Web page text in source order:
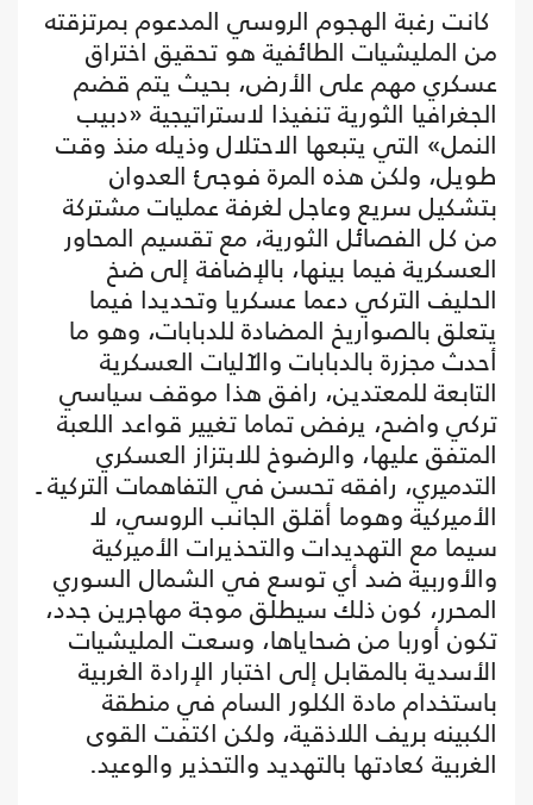
‏ كانت رغبة الهجوم الروسي المدعوم بمرتزقته
من المليشيات الطائفية هو تحقيق اختراق
عسكري مهم على الأرض، بحيث يتم قضم
الجغرافيا الثورية تنفيذا لاستراتيجية «دبيب
النمل» التي يتبعها الاحتلال وذيله منذ وقت
طويل، ولكن هذه المرة فوجئ العدوان
بتشكيل سريع وعاجل لغرفة عمليات مشتركة
من كل الفصائل الثورية، مع تقسيم المحاور
العسكرية فيما بينها، بالإضافة إلى ضخ
الحليف التركي دعما عسكريا وتحديدا فيما
يتعلق بالصواريخ المضادة للدبابات، وهو ما
أحدث مجزرة بالدبابات والآليات العسكرية
التابعة للمعتدين، رافق هذا موقف سياسي
تركي واضح، يرفض تماما تغيير قواعد اللعبة
المتفق عليها، والرضوخ للابتزاز العسكري
التدميري، رافقه تحسن في التفاهمات التركية ـ
الأميركية وهوما أقلق الجانب الروسي، لا
سيما مع التهديدات والتحذيرات الأميركية
والأوربية ضد أي توسع في الشمال السوري
المحرر، كون ذلك سيطلق موجة مهاجرين جدد،
تكون أوربا من ضحاياها، وسعت المليشيات
الأسدية بالمقابل إلى اختبار الإرادة الغربية
باستخدام مادة الكلور السام في منطقة
الكبينه بريف اللاذقية، ولكن اكتفت القوى
الغربية كعادتها بالتهديد والتحذير والوعيد.